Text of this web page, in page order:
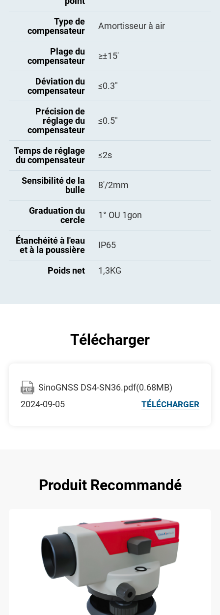
Type de
compensateur
Amortisseur à air
Plage du
compensateur
≥±15′
Déviation du
compensateur
≤0.3″
Précision de
réglage du
compensateur
≤0.5″
Temps de réglage
du compensateur
≤2s
Sensibilité de la
bulle
8′/2mm
Graduation du
cercle
1° OU 1gon
Étanchéité à l'eau
et à la poussière
IP65
Poids net 1,3KG
Télécharger
SinoGNSS DS4-SN36.pdf(0.68MB)
2024-09-05
TÉLÉCHARGER
Produit Recommandé